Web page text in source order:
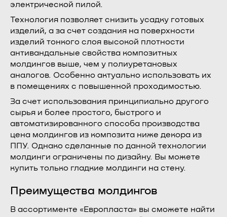
электрической пилой.
Технология позволяет снизить усадку готовых
изделий, а за счет создания на поверхности
изделий тонкого слоя высокой плотности
антивандальные свойства композитных
молдингов выше, чем у полиуретановых
аналогов. Особенно актуально использовать их
в помещениях с повышенной проходимостью.
За счет использования принципиально другого
сырья и более простого, быстрого и
автоматизированного способа производства
цена молдингов из композита ниже декора из
ППУ. Однако сделанные по данной технологии
молдинги ограничены по дизайну. Вы можете
купить только гладкие молдинги на стену.
Преимущества молдингов
В ассортименте «Европласта» вы сможете найти